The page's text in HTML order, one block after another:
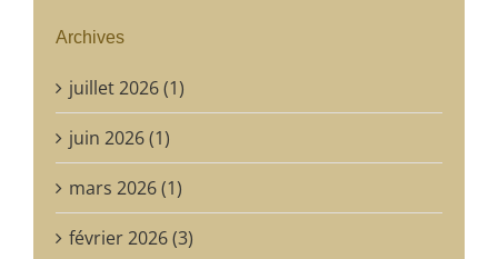
Archives
juillet 2026 (1)
juin 2026 (1)
mars 2026 (1)
février 2026 (3)